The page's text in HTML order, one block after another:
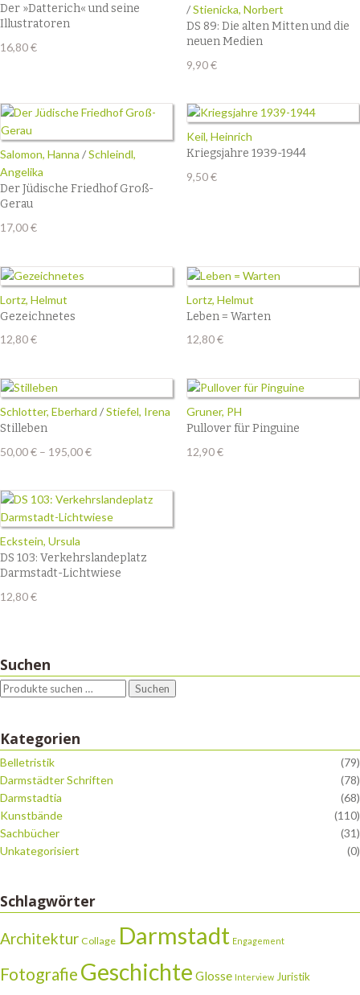
Der »Datterich« und seine
Illustratoren
16,80€
/Stienicka, Norbert
DS 89: Die alten Mitten und die
neuen Medien
9,90€
Salomon, Hanna /Schleindl,
Angelika
Der Jüdische Friedhof Groß-
Gerau
17,00€
Keil, Heinrich
Kriegsjahre 1939-1944
9,50€
Lortz, Helmut
Gezeichnetes
12,80€
Lortz, Helmut
Leben = Warten
12,80€
Schlotter, Eberhard /Stiefel, Irena
Stilleben
50,00€ – 195,00€Preisspanne:
195,00 €
Gruner, PH
Pullover für Pinguine
12,90€
Eckstein, Ursula
DS 103: Verkehrslandeplatz
Darmstadt-Lichtwiese
12,80€
Suchen
Suchen
Kategorien
Belletristik
(79)
Darmstädter Schriften
(78)
Darmstadtia
(68)
Kunstbände
(110)
Sachbücher
(31)
Unkategorisiert
(0)
Schlagwörter
Architektur Collage Darmstadt Engagement
Fotografie Geschichte Glosse Interview Juristik